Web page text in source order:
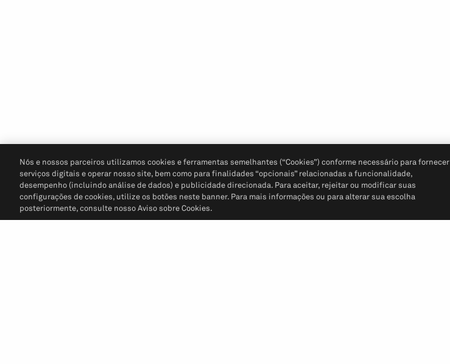
Nós e nossos parceiros utilizamos cookies e ferramentas semelhantes (“Cookies”) conforme necessário para fornecer
serviços digitais e operar nosso site, bem como para finalidades “opcionais” relacionadas a funcionalidade,
desempenho (incluindo análise de dados) e publicidade direcionada. Para aceitar, rejeitar ou modificar suas
configurações de cookies, utilize os botões neste banner. Para mais informações ou para alterar sua escolha
posteriormente, consulte nosso Aviso sobre Cookies.